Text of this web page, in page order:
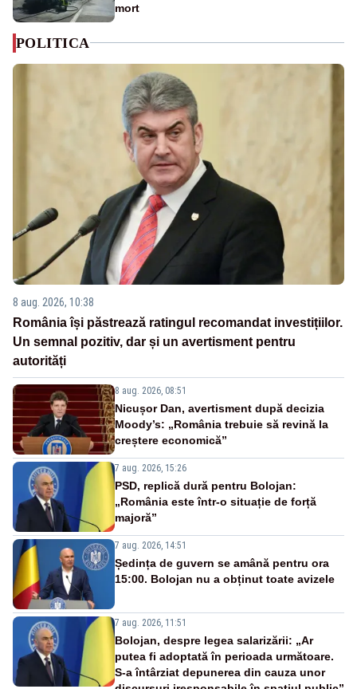
mort
POLITICA
8 aug. 2026, 10:38
România își păstrează ratingul recomandat investițiilor.
Un semnal pozitiv, dar și un avertisment pentru
autorități
8 aug. 2026, 08:51
Nicușor Dan, avertisment după decizia
Moody’s: „România trebuie să revină la
creștere economică”
7 aug. 2026, 15:26
PSD, replică dură pentru Bolojan:
„România este într-o situație de forță
majoră”
7 aug. 2026, 14:51
Ședința de guvern se amână pentru ora
15:00. Bolojan nu a obținut toate avizele
7 aug. 2026, 11:51
Bolojan, despre legea salarizării: „Ar
putea fi adoptată în perioada următoare.
S-a întârziat depunerea din cauza unor